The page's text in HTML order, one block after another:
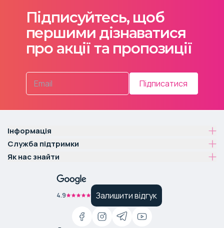
Підписуйтесь, щоб
першими дізнаватися
про акції та пропозиції
Підписатися
Інформація
Служба підтримки
Як нас знайти
4.9 Залишити відгук